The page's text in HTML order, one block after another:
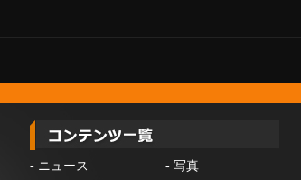
- ニュース - 写真